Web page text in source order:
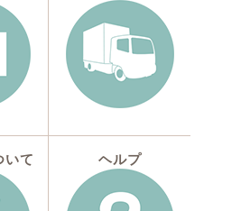
いて ヘルプ